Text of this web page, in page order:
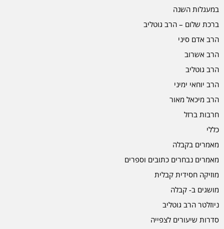
במעגלות השנה
ברכת שלום – הרב גוטליב
הרב אדם סיני
הרב אשרוב
הרב גוטליב
הרב יוחאי ימיני
הרב מיכאל מאור
חרבות ברזל
כללי
מאמרים בקבלה
מאמרים נבחרים כתובים וספרים
מוזיקה חסידית קבלית
מושגים ב- קבלה
ניוזלטר הרב גוטליב
סדרות שיעורים לצפייה